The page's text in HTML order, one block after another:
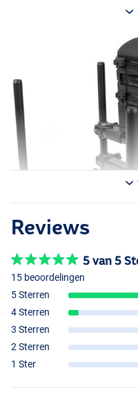
Reviews
5 van 5
15 beoordelingen
5 Sterren
4 Sterren
3 Sterren
2 Sterren
1 Ster